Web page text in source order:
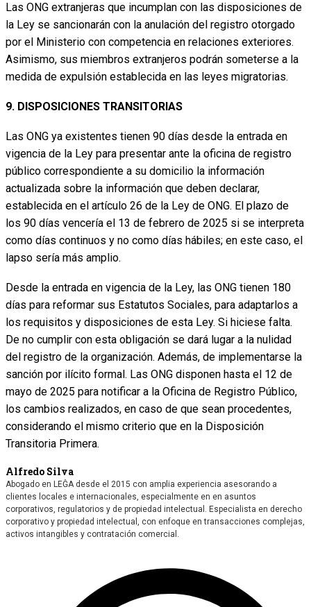
Las ONG extranjeras que incumplan con las disposiciones de
la Ley se sancionarán con la anulación del registro otorgado
por el Ministerio con competencia en relaciones exteriores.
Asimismo, sus miembros extranjeros podrán someterse a la
medida de expulsión establecida en las leyes migratorias.
9. DISPOSICIONES TRANSITORIAS
Las ONG ya existentes tienen 90 días desde la entrada en
vigencia de la Ley para presentar ante la oficina de registro
público correspondiente a su domicilio la información
actualizada sobre la información que deben declarar,
establecida en el artículo 26 de la Ley de ONG. El plazo de
los 90 días vencería el 13 de febrero de 2025 si se interpreta
como días continuos y no como días hábiles; en este caso, el
lapso sería más amplio.
Desde la entrada en vigencia de la Ley, las ONG tienen 180
días para reformar sus Estatutos Sociales, para adaptarlos a
los requisitos y disposiciones de esta Ley. Si hiciese falta.
De no cumplir con esta obligación se dará lugar a la nulidad
del registro de la organización. Además, de implementarse la
sanción por ilícito formal. Las ONG disponen hasta el 12 de
mayo de 2025 para notificar a la Oficina de Registro Público,
los cambios realizados, en caso de que sean procedentes,
considerando el mismo criterio que en la Disposición
Transitoria Primera.
Alfredo Silva
Abogado en LEĜA desde el 2015 con amplia experiencia asesorando a
clientes locales e internacionales, especialmente en en asuntos
corporativos, regulatorios y de propiedad intelectual. Especialista en derecho
corporativo y propiedad intelectual, con enfoque en transacciones complejas,
activos intangibles y contratación comercial.